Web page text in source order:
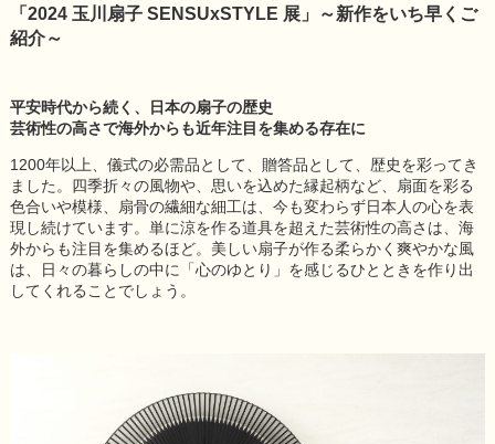
「2024 玉川扇子 SENSUxSTYLE 展」～新作をいち早くご
紹介～
平安時代から続く、日本の扇子の歴史
芸術性の高さで海外からも近年注目を集める存在に
1200年以上、儀式の必需品として、贈答品として、歴史を彩ってき
ました。四季折々の風物や、思いを込めた縁起柄など、扇面を彩る
色合いや模様、扇骨の繊細な細工は、今も変わらず日本人の心を表
現し続けています。単に涼を作る道具を超えた芸術性の高さは、海
外からも注目を集めるほど。美しい扇子が作る柔らかく爽やかな風
は、日々の暮らしの中に「心のゆとり」を感じるひとときを作り出
してくれることでしょう。